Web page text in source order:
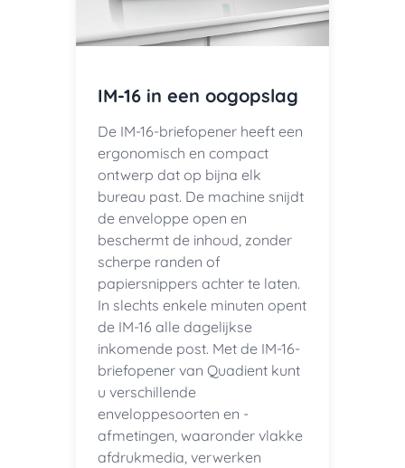
IM-16 in een oogopslag
De IM-16-briefopener heeft een
ergonomisch en compact
ontwerp dat op bijna elk
bureau past. De machine snijdt
de enveloppe open en
beschermt de inhoud, zonder
scherpe randen of
papiersnippers achter te laten.
In slechts enkele minuten opent
de IM-16 alle dagelijkse
inkomende post. Met de IM-16-
briefopener van Quadient kunt
u verschillende
enveloppesoorten en -
afmetingen, waaronder vlakke
afdrukmedia, verwerken